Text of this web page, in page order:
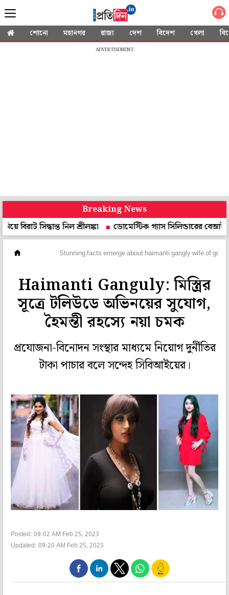
শোনো মহানগর রাজ্য দেশ বিদেশ খেলা
ADVERTISEMENT
Breaking News
নিল শ্রীলঙ্কা
ডোমেস্টিক গ্যাস সিলিন্ডারের বেআইনি কাটিং
Stunning facts emerge about haimanti gangly wife of
Haimanti Ganguly: মিস্ত্রির
সূত্রে টলিউডে অভিনয়ের সুযোগ,
হৈমন্তী রহস্যে নয়া চমক
প্রযোজনা-বিনোদন সংস্থার মাধ্যমে নিয়োগ দুর্নীতির
টাকা পাচার বলে সন্দেহ সিবিআইয়ের।
Posted: 09:02 AM Feb 25, 2023
Updated: 09:20 AM Feb 25, 2023